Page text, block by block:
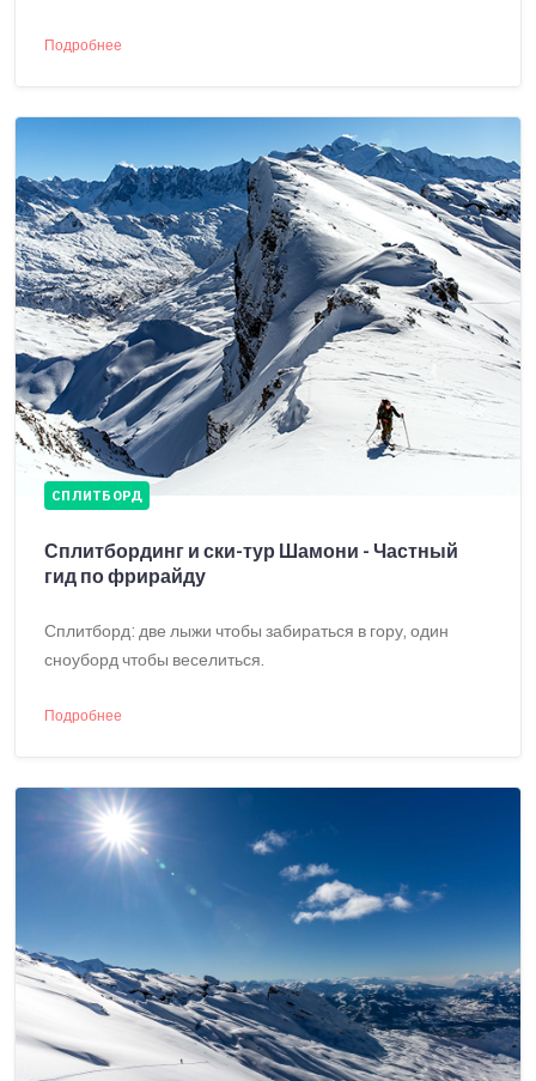
Подробнее
СПЛИТБОРД
Сплитбординг и ски-тур Шамони - Частный
гид по фрирайду
Сплитборд: две лыжи чтобы забираться в гору, один
сноуборд чтобы веселиться.
Подробнее